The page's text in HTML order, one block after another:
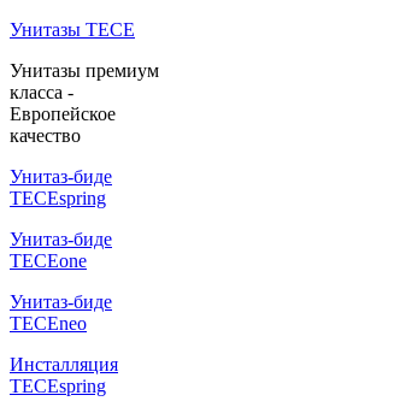
Унитазы TECE
Унитазы премиум
класса -
Европейское
качество
Унитаз-биде
TECEspring
Унитаз-биде
TECEone
Унитаз-биде
TECEneo
Инсталляция
TECEspring